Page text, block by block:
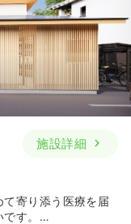
施設詳細
て寄り添う医療を届
す。